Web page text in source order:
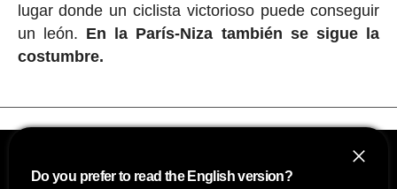
lugar donde un ciclista victorioso puede conseguir
un león. En la París-Niza también se sigue la
costumbre.
Do you prefer to read the English version?